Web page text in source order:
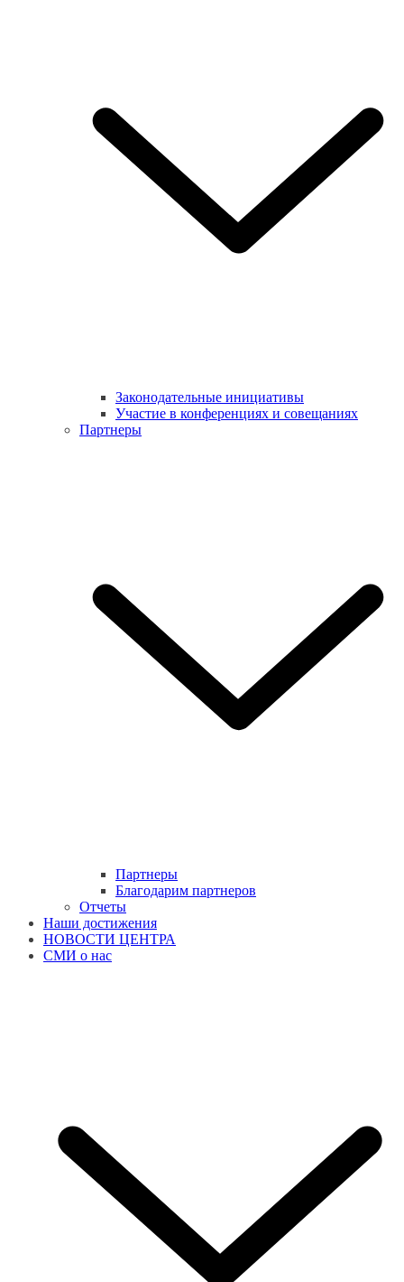
Законодательные инициативы
Участие в конференциях и совещаниях
Партнеры
Партнеры
Благодарим партнеров
Отчеты
Наши достижения
НОВОСТИ ЦЕНТРА
СМИ о нас